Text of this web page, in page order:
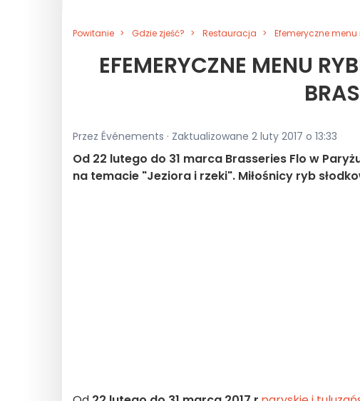
Powitanie Gdzie zjeść? Restauracja Efemeryczne menu
EFEMERYCZNE MENU
Przez Événements · Zaktualizowane 2 luty 2017 o 13:33
Od 22 lutego do 31 marca Brasseries Flo w
na temacie "Jeziora i rzeki". Miłośnicy ryb